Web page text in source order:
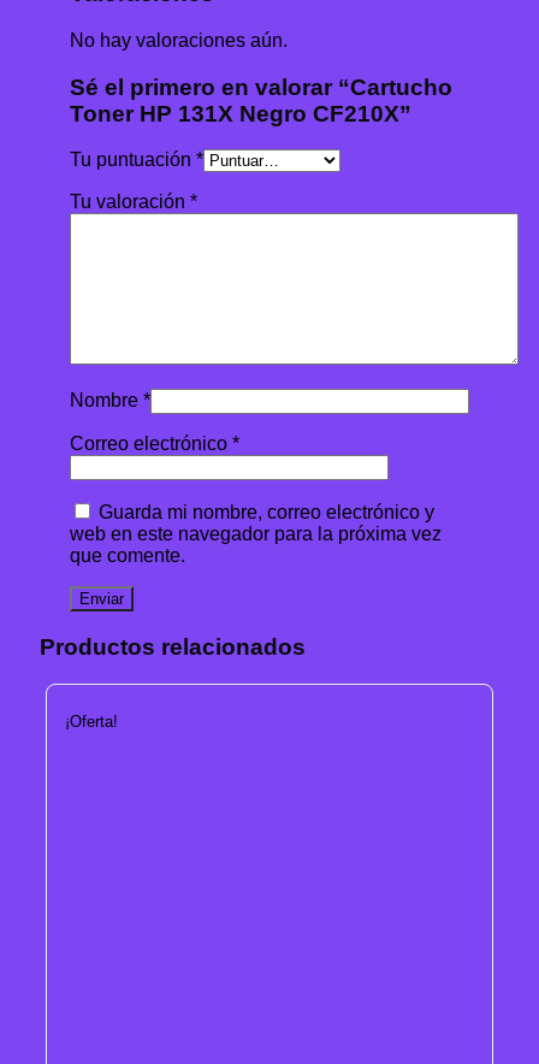
No hay valoraciones aún.
Sé el primero en valorar “Cartucho
Toner HP 131X Negro CF210X”
Tu puntuación *
Tu valoración *
Nombre *
Correo electrónico *
Guarda mi nombre, correo electrónico y
web en este navegador para la próxima vez
que comente.
Productos relacionados
¡Oferta!